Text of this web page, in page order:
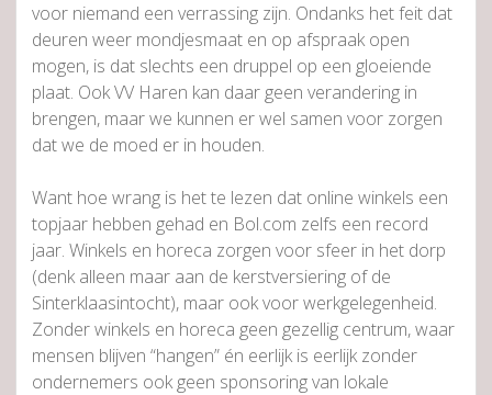
voor niemand een verrassing zijn. Ondanks het feit dat
deuren weer mondjesmaat en op afspraak open
mogen, is dat slechts een druppel op een gloeiende
plaat. Ook VV Haren kan daar geen verandering in
brengen, maar we kunnen er wel samen voor zorgen
dat we de moed er in houden.
Want hoe wrang is het te lezen dat online winkels een
topjaar hebben gehad en Bol.com zelfs een record
jaar. Winkels en horeca zorgen voor sfeer in het dorp
(denk alleen maar aan de kerstversiering of de
Sinterklaasintocht), maar ook voor werkgelegenheid.
Zonder winkels en horeca geen gezellig centrum, waar
mensen blijven “hangen” én eerlijk is eerlijk zonder
ondernemers ook geen sponsoring van lokale